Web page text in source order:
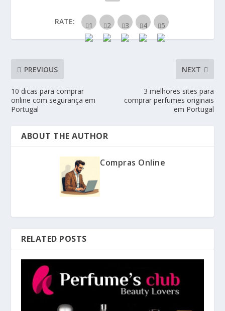
RATE:
PREVIOUS
10 dicas para comprar
online com segurança em
Portugal
NEXT
3 melhores sites para
comprar perfumes originais
em Portugal
ABOUT THE AUTHOR
Compras Online
RELATED POSTS